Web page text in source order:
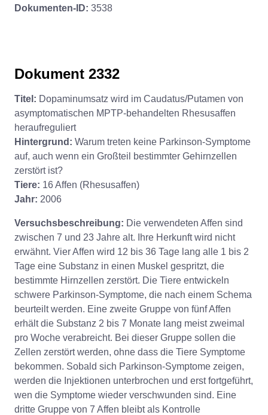
Dokumenten-ID: 3538
Dokument 2332
Titel: Dopaminumsatz wird im Caudatus/Putamen von
asymptomatischen MPTP-behandelten Rhesusaffen
heraufreguliert
Hintergrund: Warum treten keine Parkinson-Symptome
auf, auch wenn ein Großteil bestimmter Gehirnzellen
zerstört ist?
Tiere: 16 Affen (Rhesusaffen)
Jahr: 2006
Versuchsbeschreibung: Die verwendeten Affen sind
zwischen 7 und 23 Jahre alt. Ihre Herkunft wird nicht
erwähnt. Vier Affen wird 12 bis 36 Tage lang alle 1 bis 2
Tage eine Substanz in einen Muskel gespritzt, die
bestimmte Hirnzellen zerstört. Die Tiere entwickeln
schwere Parkinson-Symptome, die nach einem Schema
beurteilt werden. Eine zweite Gruppe von fünf Affen
erhält die Substanz 2 bis 7 Monate lang meist zweimal
pro Woche verabreicht. Bei dieser Gruppe sollen die
Zellen zerstört werden, ohne dass die Tiere Symptome
bekommen. Sobald sich Parkinson-Symptome zeigen,
werden die Injektionen unterbrochen und erst fortgeführt,
wen die Symptome wieder verschwunden sind. Eine
dritte Gruppe von 7 Affen bleibt als Kontrolle